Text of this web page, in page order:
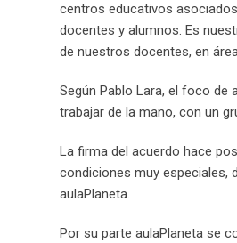
centros educativos
docentes y alumnos. Es
de nuestros docentes, en
Según Pablo Lara, el foco de
trabajar de la mano, con un
La firma del acuerdo hace
condiciones muy especiales,
aulaPlaneta.
Por su parte aulaPlaneta se